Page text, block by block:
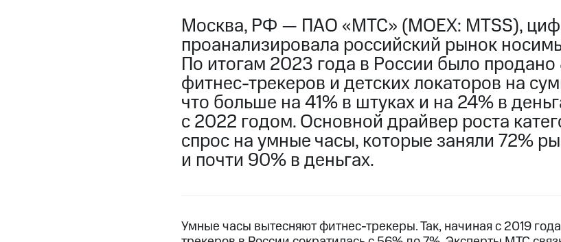
Москва, РФ — ПАО «МТС» (MOEX: MTSS),
проанализировала российский рынок
По итогам 2023 года в России было
фитнес-трекеров и детских локаторов на
что больше на 41% в штуках и на 24% в
с 2022 годом. Основной драйвер роста
спрос на умные часы, которые заняли 72%
и почти 90% в деньгах.
Умные часы вытесняют фитнес-трекеры. Так, начиная с 2019